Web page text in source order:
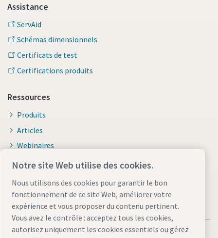
Assistance
ServAid
Schémas dimensionnels
Certificats de test
Certifications produits
Ressources
Produits
Articles
Webinaires
Brochures et catalogues
Notre site Web utilise des cookies.
Nous utilisons des cookies pour garantir le bon
fonctionnement de ce site Web, améliorer votre
expérience et vous proposer du contenu pertinent.
Vous avez le contrôle : acceptez tous les cookies,
autorisez uniquement les cookies essentiels ou gérez